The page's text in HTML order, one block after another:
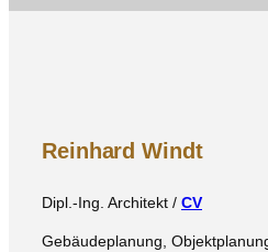
Reinhard Windt
Dipl.-Ing. Architekt / CV
Gebäudeplanung,